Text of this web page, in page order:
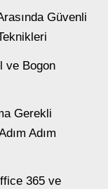
Güvenli
ve Bogon
Gerekli
Adım
365 ve